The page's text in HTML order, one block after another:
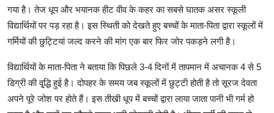
गया है। तेज धूप और भयानक हीट वीव के कहर का सबसे घातक असर स्कूली
विद्यार्थियों पर पड़ रहा है। इस स्थिती को देखते हुए बच्चों के माता-पिता द्वारा स्कूलों में
गर्मियों की छुट्टियां जल्द करने की मांग एक बार फिर जोर पकड़ने लगी है।
विद्यार्थियों के माता-पिता ने बताया कि पिछले 3-4 दिनों में तापमान में अचानक 4 से 5
डिग्री की वृ्द्धि हुई है। दोपहर के समय जब स्कूलों में छुट्टी होती है तो सूरज देवता
अपने पूरे जोश पर होते हैं। इस तीखी धूप में बच्चों द्वारा लाया जाता पानी भी गर्म हो